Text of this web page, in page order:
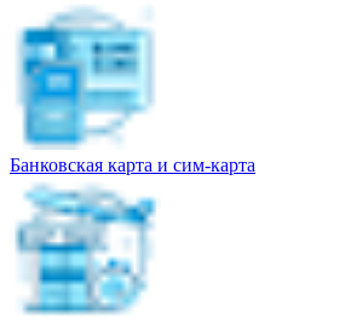
Банковская карта и сим-карта